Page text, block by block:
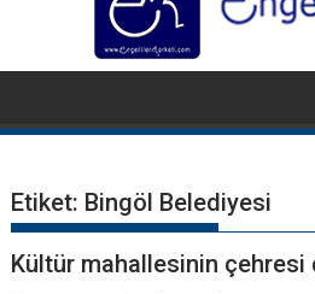
Etiket: Bingöl Belediyesi
Kültür mahallesinin çehresi